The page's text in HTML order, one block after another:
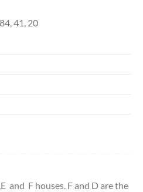
41, 20
and F houses. F and D are the